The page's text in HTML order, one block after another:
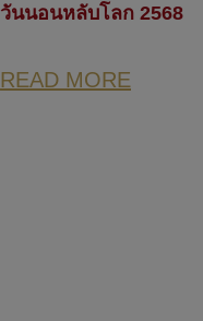
วันนอนหลับโลก 2568
READ MORE